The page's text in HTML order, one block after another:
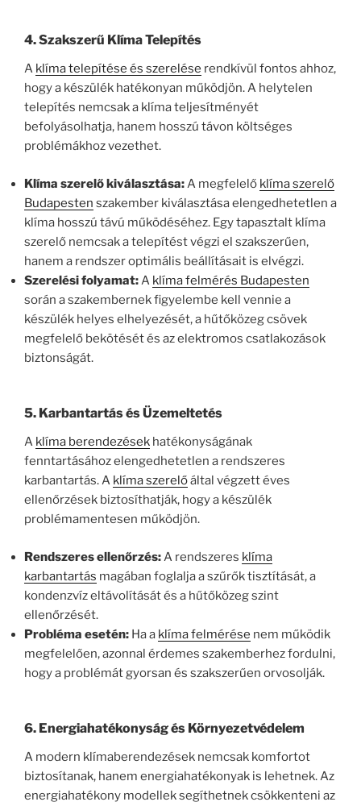
4.Szakszerű Klíma Telepítés
A klíma telepítése és szerelése rendkívül fontos ahhoz,
hogy a készülék hatékonyan működjön. A helytelen
telepítés nemcsak a klíma teljesítményét
befolyásolhatja, hanem hosszú távon költséges
problémákhoz vezethet.
Klíma szerelő kiválasztása:A megfelelő klíma szerelő
Budapesten szakember kiválasztása elengedhetetlen a
klíma hosszú távú működéséhez. Egy tapasztalt klíma
szerelő nemcsak a telepítést végzi el szakszerűen,
hanem a rendszer optimális beállításait is elvégzi.
Szerelési folyamat:A klíma felmérés Budapesten
során a szakembernek figyelembe kell vennie a
készülék helyes elhelyezését, a hűtőközeg csövek
megfelelő bekötését és az elektromos csatlakozások
biztonságát.
5. Karbantartás és Üzemeltetés
A klíma berendezések hatékonyságának
fenntartásához elengedhetetlen a rendszeres
karbantartás. A klíma szerelőáltal végzett éves
ellenőrzések biztosíthatják, hogy a készülék
problémamentesen működjön.
Rendszeres ellenőrzés:A rendszeres klíma
karbantartás magában foglalja a szűrők tisztítását, a
kondenzvíz eltávolítását és a hűtőközeg szint
ellenőrzését.
Probléma esetén: Ha a klíma felmérése nem működik
megfelelően, azonnal érdemes szakemberhez fordulni,
hogy a problémát gyorsan és szakszerűen orvosolják.
6. Energiahatékonyság és Környezetvédelem
A modern klímaberendezések nemcsak komfortot
biztosítanak, hanem energiahatékonyak is lehetnek. Az
energiahatékony modellek segíthetnek csökkenteni az